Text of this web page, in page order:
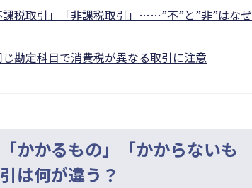
税取引」「非課税取引」……”不”と”非”はなぜ
勘定科目で消費税が異なる取引に注意
かかるもの」「かからないも
は何が違う？